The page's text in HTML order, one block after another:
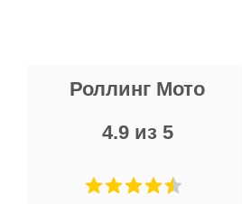
Роллинг Мото
4.9 из 5
Не понравились условия
и дают только на год)